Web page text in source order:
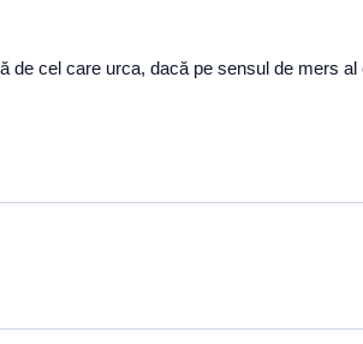
cel care urca, dacă pe sensul de mers